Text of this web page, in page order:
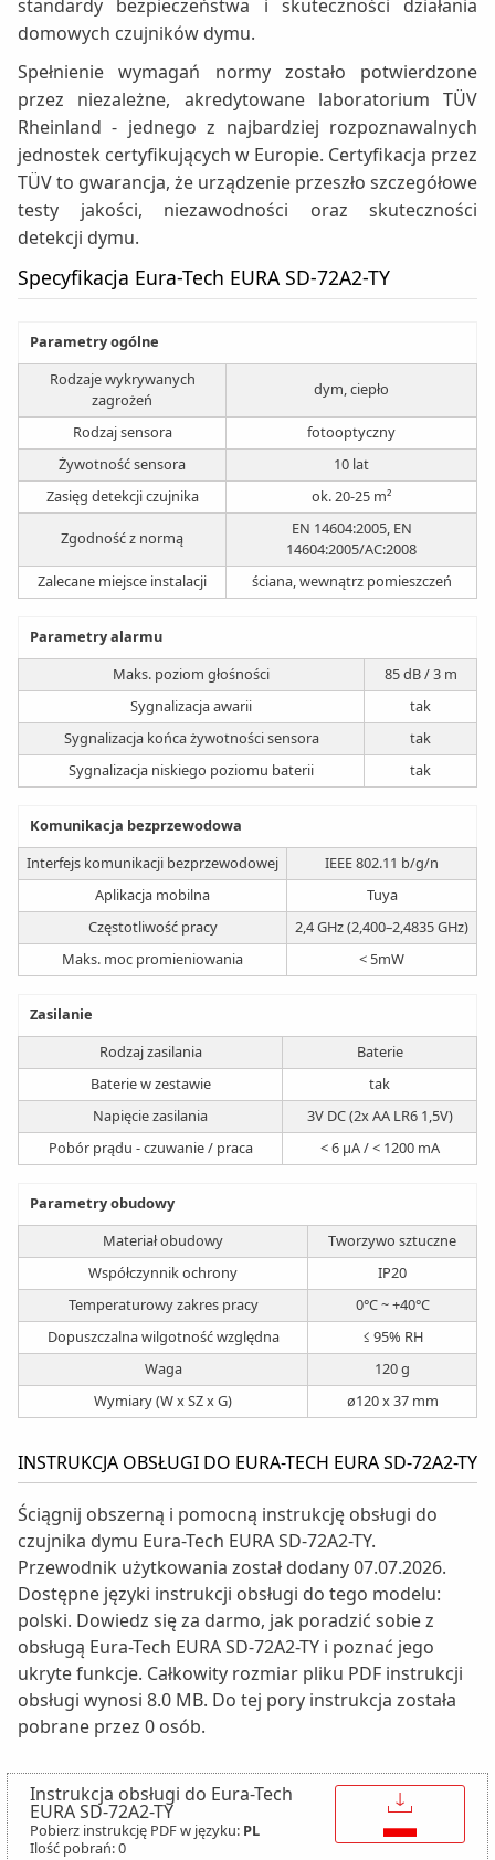
standardy bezpieczeństwa i skuteczności działania
domowych czujników dymu.
Spełnienie wymagań normy zostało potwierdzone
przez niezależne, akredytowane laboratorium TÜV
Rheinland - jednego z najbardziej rozpoznawalnych
jednostek certyfikujących w Europie. Certyfikacja przez
TÜV to gwarancja, że urządzenie przeszło szczegółowe
testy jakości, niezawodności oraz skuteczności
detekcji dymu.
Specyfikacja Eura-Tech EURA SD-72A2-TY
Parametry ogólne
Rodzaje wykrywanych
zagrożeń
dym, ciepło
Rodzaj sensora
fotooptyczny
Żywotność sensora
10 lat
Zasięg detekcji czujnika
ok. 20-25 m²
Zgodność z normą
EN 14604:2005, EN
14604:2005/AC:2008
Zalecane miejsce instalacji
ściana, wewnątrz pomieszczeń
Parametry alarmu
Maks. poziom głośności
85 dB / 3 m
Sygnalizacja awarii
tak
Sygnalizacja końca żywotności sensora
tak
Sygnalizacja niskiego poziomu baterii
tak
Komunikacja bezprzewodowa
Interfejs komunikacji bezprzewodowej
IEEE 802.11 b/g/n
Aplikacja mobilna
Tuya
Częstotliwość pracy
2,4 GHz (2,400–2,4835 GHz)
Maks. moc promieniowania
< 5mW
Zasilanie
Rodzaj zasilania
Baterie
Baterie w zestawie
tak
Napięcie zasilania
3V DC (2x AA LR6 1,5V)
Pobór prądu - czuwanie / praca
< 6 μA / < 1200 mA
Parametry obudowy
Materiał obudowy
Tworzywo sztuczne
Współczynnik ochrony
IP20
Temperaturowy zakres pracy
0°C ~ +40°C
Dopuszczalna wilgotność względna
≤ 95% RH
Waga
120 g
Wymiary (W x SZ x G)
ø120 x 37 mm
INSTRUKCJA OBSŁUGI DO EURA-TECH EURA SD-72A2-TY
Ściągnij obszerną i pomocną instrukcję obsługi do
czujnika dymu Eura-Tech EURA SD-72A2-TY.
Przewodnik użytkowania został dodany 07.07.2026.
Dostępne języki instrukcji obsługi do tego modelu:
polski. Dowiedz się za darmo, jak poradzić sobie z
obsługą Eura-Tech EURA SD-72A2-TY i poznać jego
ukryte funkcje. Całkowity rozmiar pliku PDF instrukcji
obsługi wynosi 8.0 MB. Do tej pory instrukcja została
pobrane przez 0 osób.
Instrukcja obsługi do Eura-Tech
EURA SD-72A2-TY
Pobierz instrukcję PDF w języku: PL
Ilość pobrań: 0
↓